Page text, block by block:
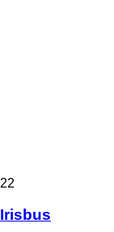
22
Irisbus